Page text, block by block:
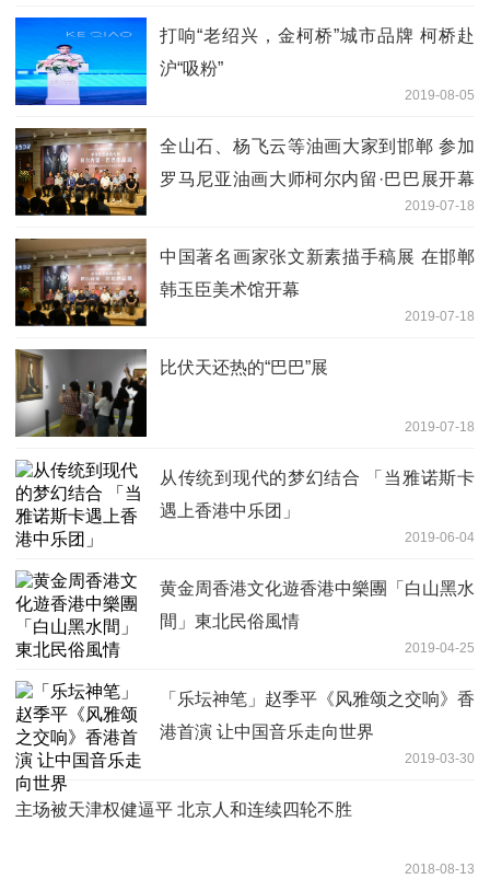
打响“老绍兴，金柯桥”城市品牌 柯桥赴
沪“吸粉”
2019-08-05
全山石、杨飞云等油画大家到邯郸 参加
罗马尼亚油画大师柯尔内留·巴巴展开幕
2019-07-18
中国著名画家张文新素描手稿展 在邯郸
韩玉臣美术馆开幕
2019-07-18
比伏天还热的“巴巴”展
2019-07-18
从传统到现代的梦幻结合 「当雅诺斯卡
遇上香港中乐团」
2019-06-04
黄金周香港文化遊香港中樂團「白山黑水
間」東北民俗風情
2019-04-25
「乐坛神笔」赵季平《风雅颂之交响》香
港首演 让中国音乐走向世界
2019-03-30
主场被天津权健逼平 北京人和连续四轮不胜
2018-08-13